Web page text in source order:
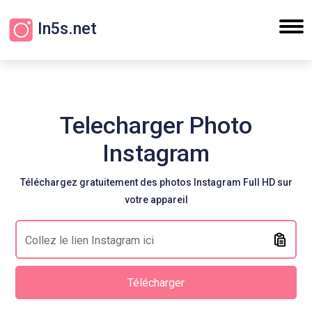
In5s.net
Telecharger Photo
Instagram
Téléchargez gratuitement des photos Instagram Full HD sur
votre appareil
Télécharger